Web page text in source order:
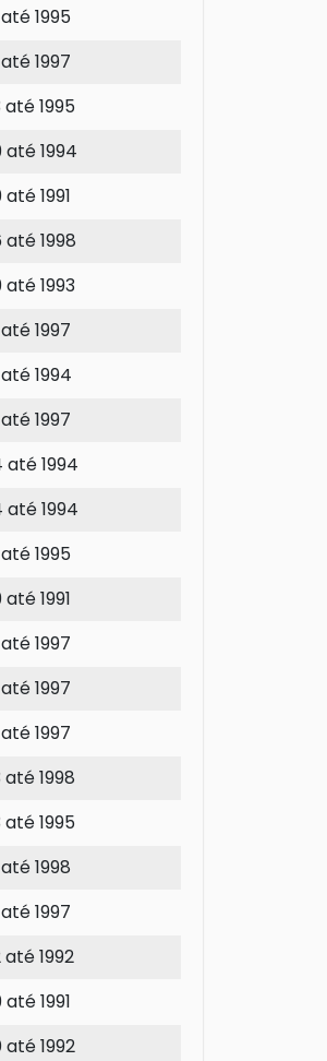
até 1995
até 1997
até 1995
até 1994
até 1991
até 1998
até 1993
até 1997
até 1994
até 1997
até 1994
até 1994
até 1995
até 1991
até 1997
até 1997
até 1997
até 1998
até 1995
até 1998
até 1997
até 1992
até 1991
até 1992